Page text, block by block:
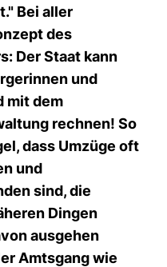
Bei aller
des
Der Staat kann
und
mit dem
rechnen! So
dass Umzüge oft
und
sind, die
Dingen
ausgehen
Amtsgang wie